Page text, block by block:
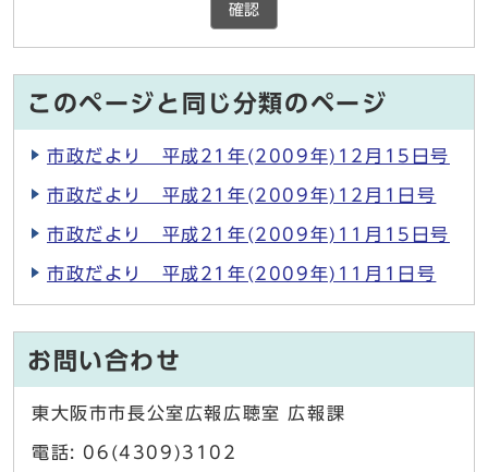
確認
このページと同じ分類のページ
市政だより 平成21年(2009年)12月15日号
市政だより 平成21年(2009年)12月1日号
市政だより 平成21年(2009年)11月15日号
市政だより 平成21年(2009年)11月1日号
お問い合わせ
東大阪市市長公室広報広聴室 広報課
電話: 06(4309)3102